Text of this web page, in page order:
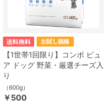
【1世帯1回限り】コンボ ピュ
ア ドッグ 野菜・厳選チーズ入
り
（600g）
￥500